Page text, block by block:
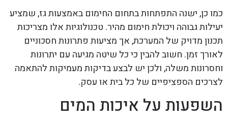
כמו כן, ישנה התפתחות בתחום החימום באמצעות גז, שמציע
יעילות גבוהה ויכולת חימום מהיר. טכנולוגיות אלו מצריכות
תכנון מדויק של המערכת, אך מציעות פתרונות חסכוניים
לאורך זמן. חשוב להבין כי כל שיטה מגיעה עם יתרונות
וחסרונות משלה, ולכן יש לבצע בדיקות מעמיקות להתאמה
לצרכים הספציפיים של כל בית או עסק.
השפעות על איכות המים